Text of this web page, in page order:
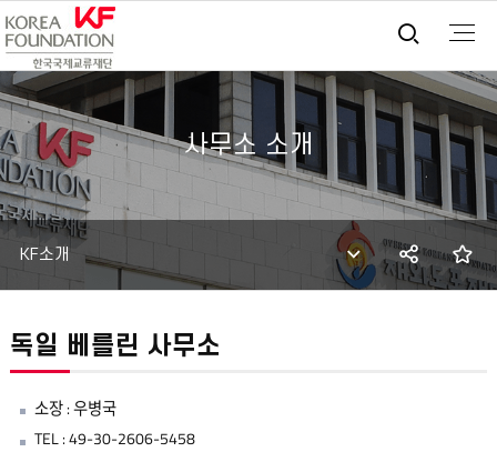
통합
사무소 소개
KF소개 SNS
독일 베를린 사무소
소장 : 우병국
TEL : 49-30-2606-5458